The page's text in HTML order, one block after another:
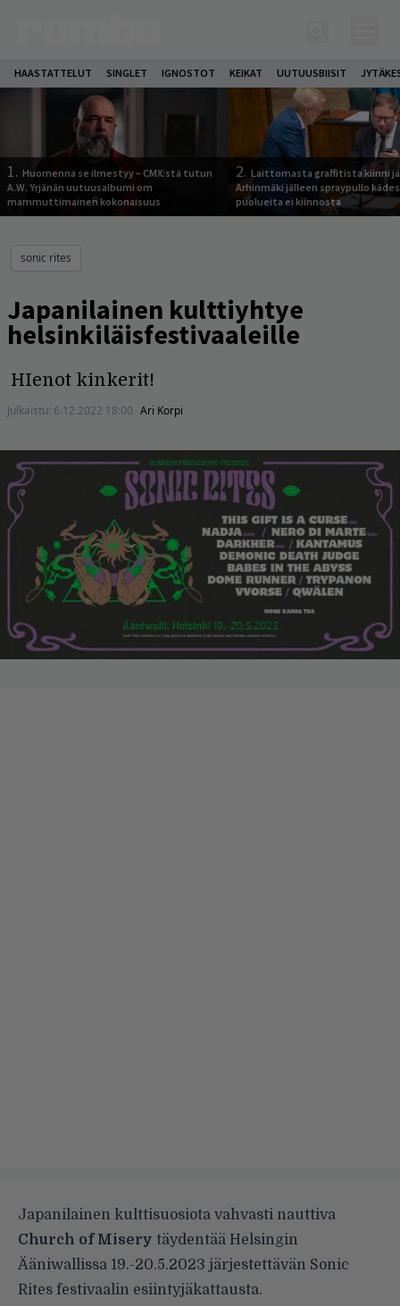
HAASTATTELUT SINGLET IGNOSTOT KEIKAT UUTUUSBIISIT
1. Huomenna se ilmestyy – CMX:stä tutun
A.W. Yrjänän uutuusalbumi om
mammuttimainen kokonaisuus
2. Laittomasta graffitista kiinni
Arhinmäki jälleen spraypullo
puolueita ei kiinnosta
sonic rites
Japanilainen kulttiyhtye
helsinkiläisfestivaaleille
HIenot kinkerit!
Julkaistu: 6.12.2022 18:00 Ari Korpi
Japanilainen kulttisuosiota vahvasti nauttiva
Church of Misery täydentää Helsingin
Ääniwallissa 19.-20.5.2023 järjestettävän Sonic
Rites festivaalin esiintyjäkattausta.